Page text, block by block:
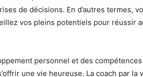
de décisions. En d’autres termes,
vos pleins potentiels pour réussir
personnel et des
une vie heureuse. La coach par la